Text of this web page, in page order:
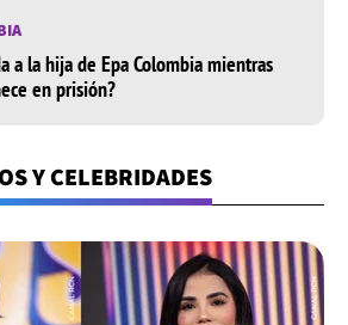
a la hija de Epa Colombia mientras
en prisión?
Y CELEBRIDADES